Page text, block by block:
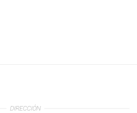
DIRECCIÓN